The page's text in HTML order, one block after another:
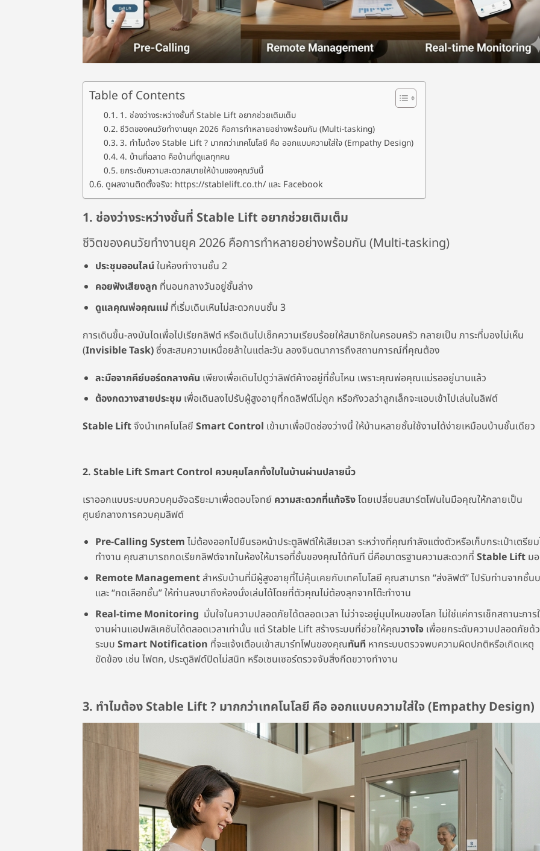
Table of Contents
1. ช่องว่างระหว่างชั้นที่ Stable Lift อยากช่วยเติมเต็ม
ชีวิตของคนวัยทำงานยุค 2026 คือการทำหลายอย่างพร้อมกัน (Multi-tasking)
3. ทำไมต้อง Stable Lift ? มากกว่าเทคโนโลยี คือ ออกแบบความใส่ใจ (Empathy Design)
4. บ้านที่ฉลาด คือบ้านที่ดูแลทุกคน
ยกระดับความสะดวกสบายให้บ้านของคุณวันนี้
ดูผลงานติดตั้งจริง: https://stablelift.co.th/ และ Facebook
1. ช่องว่างระหว่างชั้นที่ Stable Lift อยากช่วยเติมเต็ม
ชีวิตของคนวัยทำงานยุค 2026 คือการทำหลายอย่างพร้อมกัน (Multi-tasking)
ประชุมออนไลน์ในห้องทำงานชั้น 2
คอยฟังเสียงลูก ที่นอนกลางวันอยู่ชั้นล่าง
ดูแลคุณพ่อคุณแม่ที่เริ่มเดินเหินไม่สะดวกบนชั้น 3
การเดินขึ้น-ลงบันไดเพื่อไปเรียกลิฟต์ หรือเดินไปเช็กความเรียบร้อยให้สมาชิกในครอบครัว กลายเป็น ภาระที่มองไม่เห็น
(Invisible Task)ซึ่งสะสมความเหนื่อยล้าในแต่ละวัน ลองจินตนาการถึงสถานการณ์ที่คุณต้อง
ละมือจากคีย์บอร์ดกลางคัน เพียงเพื่อเดินไปดูว่าลิฟต์ค้างอยู่ที่ชั้นไหน เพราะคุณพ่อคุณแม่รออยู่นานแล้ว
ต้องกดวางสายประชุมเพื่อเดินลงไปรับผู้สูงอายุที่กดลิฟต์ไม่ถูก หรือกังวลว่าลูกเล็กจะแอบเข้าไปเล่นในลิฟต์
Stable Liftจึงนำเทคโนโลยี Smart Control เข้ามาเพื่อปิดช่องว่างนี้ ให้บ้านหลายชั้นใช้งานได้ง่ายเหมือนบ้านชั้นเดียว
2. Stable Lift Smart Control ควบคุมโลกทั้งใบในบ้านผ่านปลายนิ้ว
เราออกแบบระบบควบคุมอัจฉริยะมาเพื่อตอบโจทย์ ความสะดวกที่แท้จริงโดยเปลี่ยนสมาร์ตโฟนในมือคุณให้กลายเป็น
ศูนย์กลางการควบคุมลิฟต์
Pre-Calling System ไม่ต้องออกไปยืนรอหน้าประตูลิฟต์ให้เสียเวลา ระหว่างที่คุณกำลังแต่งตัวหรือเก็บกระเป๋าเตรีย
ทำงาน คุณสามารถกดเรียกลิฟต์จากในห้องให้มารอที่ชั้นของคุณได้ทันที นี่คือมาตรฐานความสะดวกที่ Stable Lift ม
Remote Managementสำหรับบ้านที่มีผู้สูงอายุที่ไม่คุ้นเคยกับเทคโนโลยี คุณสามารถ “ส่งลิฟต์” ไปรับท่านจากชั้น
และ “กดเลือกชั้น” ให้ท่านลงมาถึงห้องนั่งเล่นได้โดยที่ตัวคุณไม่ต้องลุกจากโต๊ะทำงาน
Real-time Monitoring มั่นใจในความปลอดภัยได้ตลอดเวลา ไม่ว่าจะอยู่มุมไหนของโลก ไม่ใช่แค่การเช็กสถานะการ
งานผ่านแอปพลิเคชันได้ตลอดเวลาเท่านั้น แต่ Stable Lift สร้างระบบที่ช่วยให้คุณวางใจเพื่อยกระดับความปลอดภัยด้
ระบบ Smart Notification ที่จะแจ้งเตือนเข้าสมาร์ทโฟนของคุณทันที หากระบบตรวจพบความผิดปกติหรือเกิดเหตุ
ขัดข้อง เช่น ไฟตก, ประตูลิฟต์ปิดไม่สนิท หรือเซนเซอร์ตรวจจับสิ่งกีดขวางทำงาน
3. ทำไมต้อง Stable Lift ? มากกว่าเทคโนโลยี คือ ออกแบบความใส่ใจ (Empathy Design)